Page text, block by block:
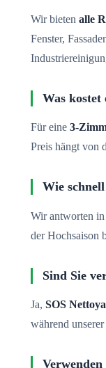
Wir bieten alle
Fenster,
Was
Für eine 3-
Preis hängt von
Wie
Wir antworten
der Hochsaison
Sind Sie
Ja, SOS
während